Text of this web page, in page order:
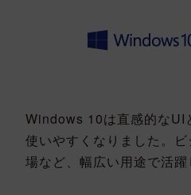
Windows 10は直感的なUI
使いやすくなりました。
場など、幅広い用途で活躍